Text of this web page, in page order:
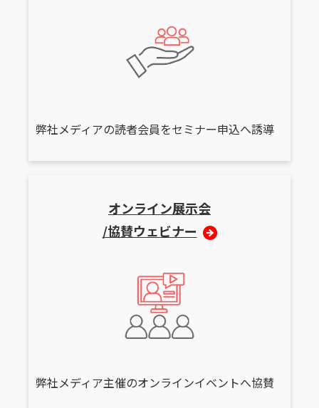
弊社メディアの読者会員をセミナー申込へ誘導
オンライン展示会
/協賛ウェビナー
弊社メディア主催のオンラインイベントへ協賛